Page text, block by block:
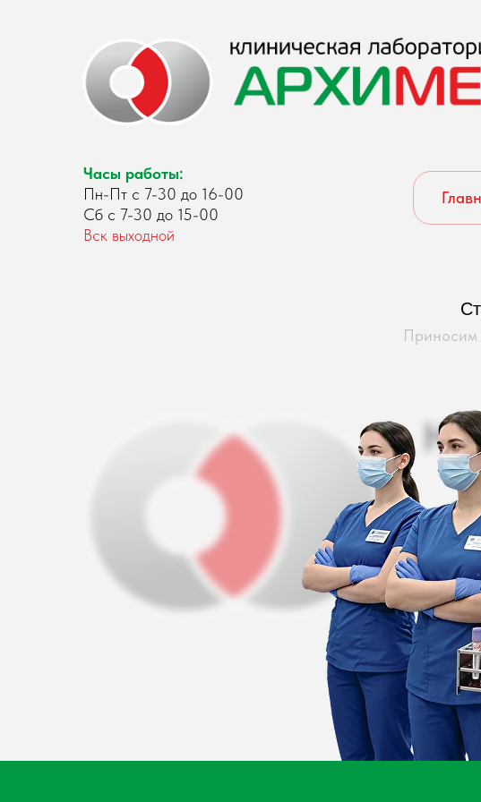
Часы работы:
Пн-Пт с 7-30 до 16-00
Сб с 7-30 до 15-00
Вск выходной
Приносим